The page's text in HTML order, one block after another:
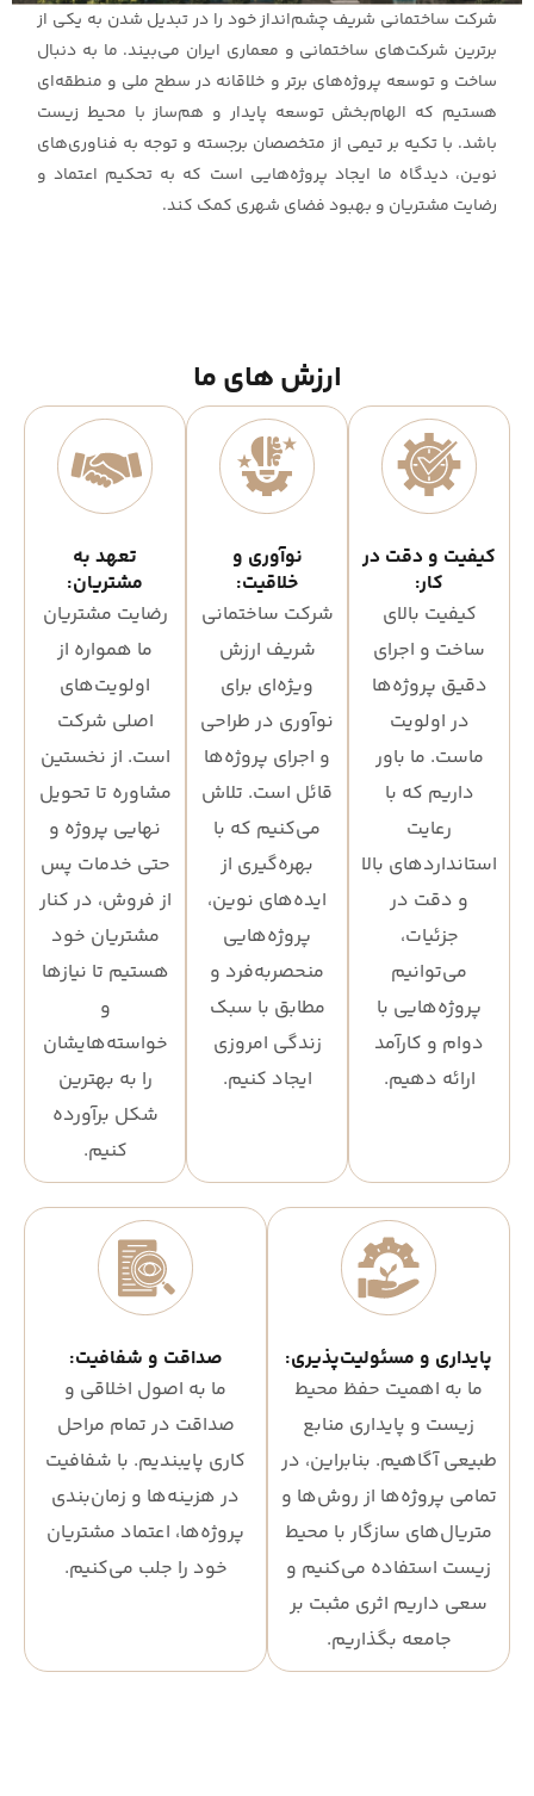
شرکت ساختمانی شریف چشم‌انداز خود را در تبدیل شدن به یکی از
برترین شرکت‌های ساختمانی و معماری ایران می‌بیند. ما به دنبال
ساخت و توسعه پروژه‌های برتر و خلاقانه در سطح ملی و منطقه‌ای
هستیم که الهام‌بخش توسعه پایدار و هم‌ساز با محیط زیست
باشد. با تکیه بر تیمی از متخصصان برجسته و توجه به فناوری‌های
نوین، دیدگاه ما ایجاد پروژه‌هایی است که به تحکیم اعتماد و
رضایت مشتریان و بهبود فضای شهری کمک کند.
ارزش های ما
کیفیت و دقت در
کار:
کیفیت بالای
ساخت و اجرای
دقیق پروژه‌ها
در اولویت
ماست. ما باور
داریم که با
رعایت
استانداردهای بالا
و دقت در
جزئیات،
می‌توانیم
پروژه‌هایی با
دوام و کارآمد
ارائه دهیم.
نوآوری و
خلاقیت:
شرکت ساختمانی
شریف ارزش
ویژه‌ای برای
نوآوری در طراحی
و اجرای پروژه‌ها
قائل است. تلاش
می‌کنیم که با
بهره‌گیری از
ایده‌های نوین،
پروژه‌هایی
منحصربه‌فرد و
مطابق با سبک
زندگی امروزی
ایجاد کنیم.
تعهد به
مشتریان:
رضایت مشتریان
ما همواره از
اولویت‌های
اصلی شرکت
است. از نخستین
مشاوره تا تحویل
نهایی پروژه و
حتی خدمات پس
از فروش، در کنار
مشتریان خود
هستیم تا نیازها
و
خواسته‌هایشان
را به بهترین
شکل برآورده
کنیم.
پایداری و مسئولیت‌پذیری:
ما به اهمیت حفظ محیط
زیست و پایداری منابع
طبیعی آگاهیم. بنابراین، در
تمامی پروژه‌ها از روش‌ها و
متریال‌های سازگار با محیط
زیست استفاده می‌کنیم و
سعی داریم اثری مثبت بر
جامعه بگذاریم.
صداقت و شفافیت:
ما به اصول اخلاقی و
صداقت در تمام مراحل
کاری پایبندیم. با شفافیت
در هزینه‌ها و زمان‌بندی
پروژه‌ها، اعتماد مشتریان
خود را جلب می‌کنیم.